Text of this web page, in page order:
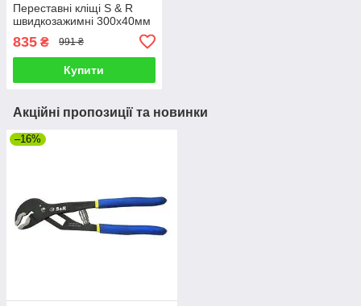
Переставні кліщі S & R
швидкозажимні 300х40мм
835 ₴ 991 ₴
Купити
Акційні пропозиції та новинки
–16%